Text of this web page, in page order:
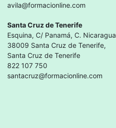
avila@formacionline.com
Santa Cruz de Tenerife
Esquina, C/ Panamá, C.
38009 Santa Cruz de Tenerife,
Santa Cruz de Tenerife
822 107 750
santacruz@formacionline.com